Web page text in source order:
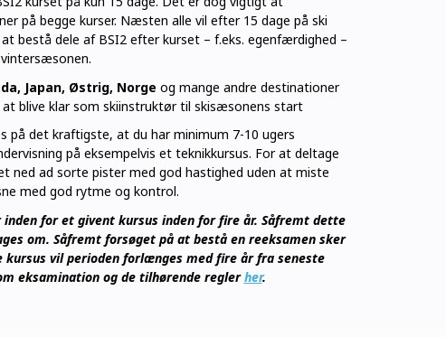
på begge kurser. Næsten alle vil efter 15 dage på ski
bestå dele af BSI2 efter kurset – f.eks. egenfærdighed –
Japan, Østrig, Norge og mange andre destinationer
blive klar som skiinstruktør til skisæsonens start
på det kraftigste, at du har minimum 7-10 ugers
på eksempelvis et teknikkursus. For at deltage
ned ad sorte pister med god hastighed uden at miste
med god rytme og kontrol.
for et givent kursus inden for fire år. Såfremt dette
om. Såfremt forsøget på at bestå en reeksamen sker
vil perioden forlænges med fire år fra seneste
eksamination og de tilhørende reglerher.